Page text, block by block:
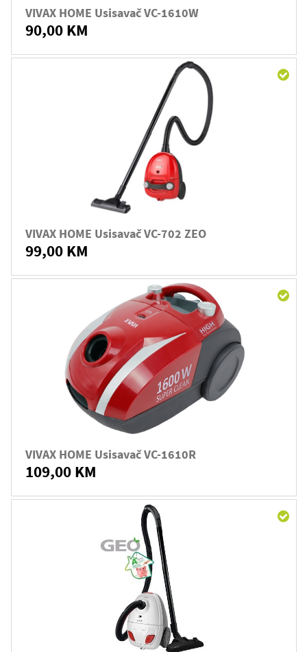
VIVAX HOME Usisavač VC-1610W
90,00 KM
VIVAX HOME Usisavač VC-702 ZEO
99,00 KM
VIVAX HOME Usisavač VC-1610R
109,00 KM